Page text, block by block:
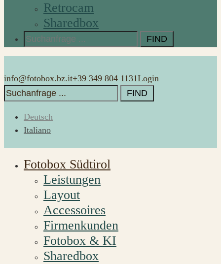
Retrocam
Sharedbox
Search
for:
info@fotobox.bz.it+39 349 804 1131Login
Search
for:
Deutsch
Italiano
Fotobox Südtirol
Leistungen
Layout
Accessoires
Firmenkunden
Fotobox & KI
Sharedbox